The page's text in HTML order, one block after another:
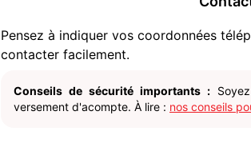
Pensez à indiquer vos coordonnées
contacter facilement.
Conseils de sécurité importants :
versement d'acompte. À lire : nos conseils